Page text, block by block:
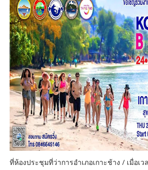
ที่ห้องประชุมที่ว่าการอำเภอเกาะช้าง / เมื่อเ